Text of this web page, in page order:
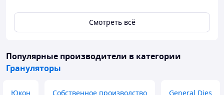
Смотреть всё
Популярные производители в категории
Грануляторы
Юкон Собственное производство General Dies